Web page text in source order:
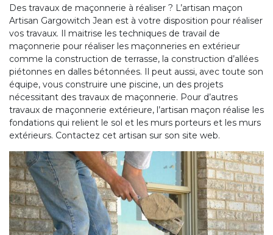
Des travaux de maçonnerie à réaliser ? L’artisan maçon
Artisan Gargowitch Jean est à votre disposition pour réaliser
vos travaux. Il maitrise les techniques de travail de
maçonnerie pour réaliser les maçonneries en extérieur
comme la construction de terrasse, la construction d’allées
piétonnes en dalles bétonnées. Il peut aussi, avec toute son
équipe, vous construire une piscine, un des projets
nécessitant des travaux de maçonnerie. Pour d’autres
travaux de maçonnerie extérieure, l’artisan maçon réalise les
fondations qui relient le sol et les murs porteurs et les murs
extérieurs. Contactez cet artisan sur son site web.